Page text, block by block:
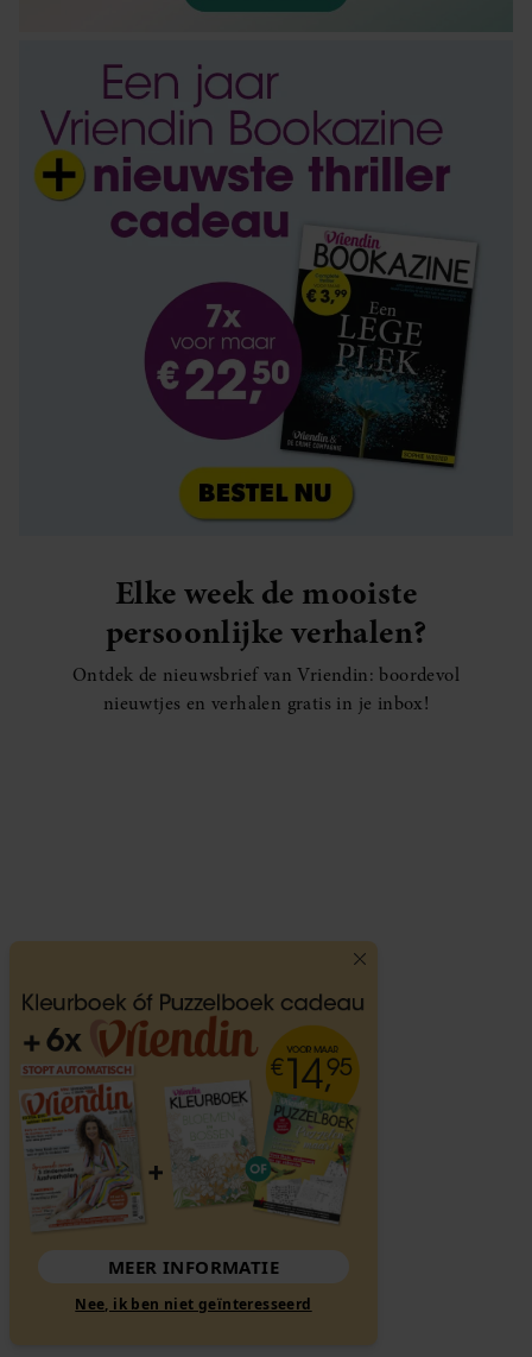
Elke week de mooiste
persoonlijke verhalen?
Ontdek de nieuwsbrief van Vriendin: boordevol
nieuwtjes en verhalen gratis in je inbox!
MEER INFORMATIE
Nee, ik ben niet geïnteresseerd